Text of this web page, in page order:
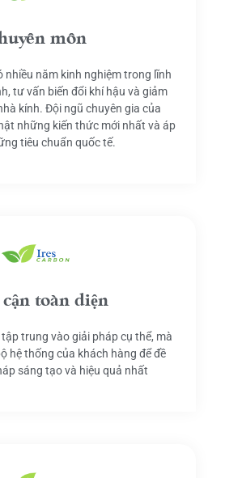
môn
nhiều năm kinh nghiệm trong lĩnh
tư vấn biến đổi khí hậu và giảm
kính. Đội ngũ chuyên gia của
những kiến thức mới nhất và áp
tiêu chuẩn quốc tế.
toàn diện
trung vào giải pháp cụ thể, mà
hệ thống của khách hàng để đề
sáng tạo và hiệu quả nhất